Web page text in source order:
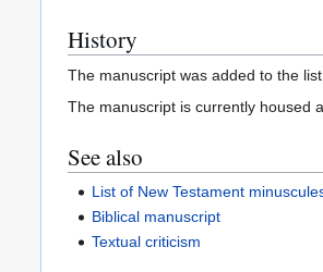
History
The manuscript was added to the
The manuscript is currently housed
See also
List of New Testament
Biblical manuscript
Textual criticism